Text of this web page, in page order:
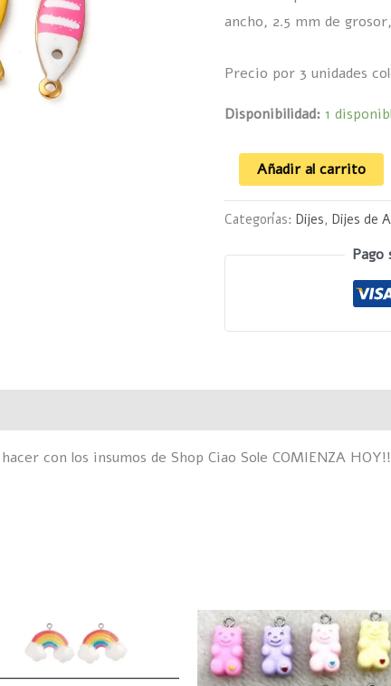
ancho, 2.5 mm de
Precio por 3 unidades
Disponibilidad: 1
coloridas
Añadir al carrito
Categorías: Dijes, Dijes de
Pago
con los insumos de Shop Ciao Sole COMIENZA
producto
tiene